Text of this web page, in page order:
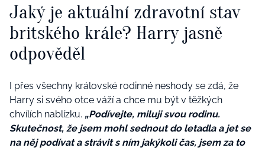
Jaký je aktuální zdravotní stav
britského krále? Harry jasně
odpověděl
I přes všechny královské rodinné neshody se zdá, že
Harry si svého otce váží a chce mu být v těžkých
chvílích nablízku. „Podívejte, miluji svou rodinu.
Skutečnost, že jsem mohl sednout do letadla a jet se
na něj podívat a strávit s ním jakýkoli čas, jsem za to